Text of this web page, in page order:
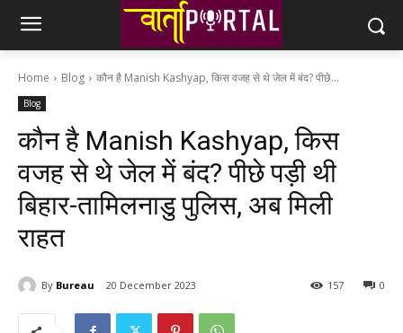
Home Blog कौन है Manish Kashyap, किस वजह से थे जेल में बंद? पीछे...
Blog
कौन है Manish Kashyap, किस
वजह से थे जेल में बंद? पीछे पड़ी थी
बिहार-तामिलनाडु पुलिस, अब मिली
राहत
By Bureau 20 December 2023 0
157